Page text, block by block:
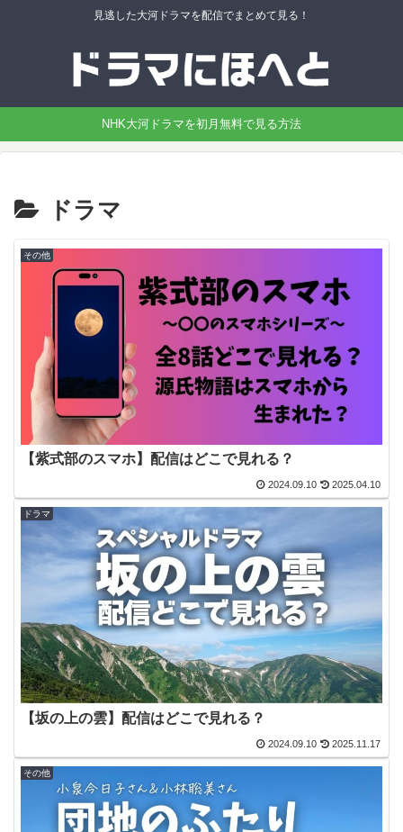
見逃した大河ドラマを配信でまとめて見る！
NHK大河ドラマを初月無料で見る方法
ドラマ
その他
【紫式部のスマホ】配信はどこで見れる？
2024.09.10 2025.04.10
ドラマ
【坂の上の雲】配信はどこで見れる？
2024.09.10 2025.11.17
その他